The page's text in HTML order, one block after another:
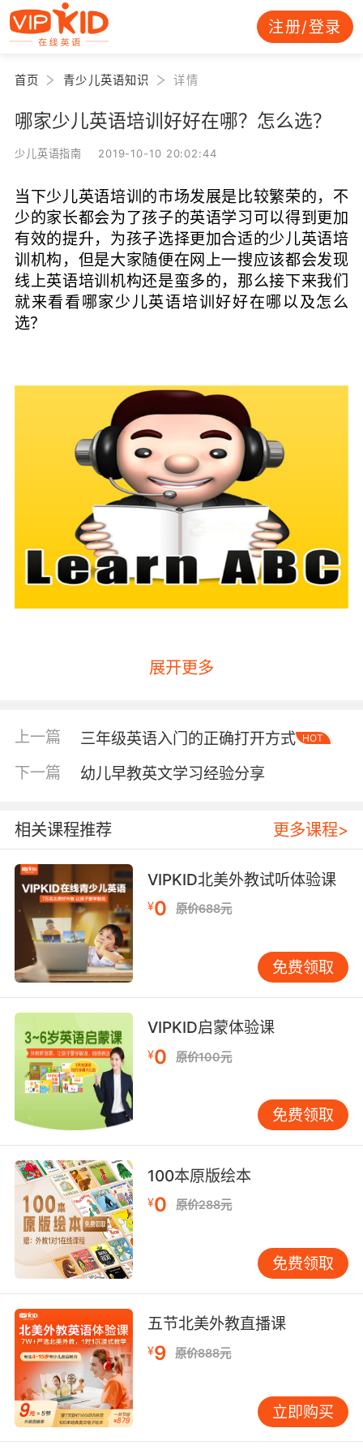
注册/登录
首页 青少儿英语知识 详情
哪家少儿英语培训好好在哪？怎么选？
少儿英语指南 2019-10-10 20:02:44
当下少儿英语培训的市场发展是比较繁荣的，不
少的家长都会为了孩子的英语学习可以得到更加
有效的提升，为孩子选择更加合适的少儿英语培
训机构，但是大家随便在网上一搜应该都会发现
线上英语培训机构还是蛮多的，那么接下来我们
就来看看哪家少儿英语培训好好在哪以及怎么
选？
哪家少儿英语培训好好在哪？
先线上英语培训机构大多是外教任课，那么这就
意味着孩子们从小就可以接触到外教，尤其是来
自北美地区的专业外教，他们的发音会更加标
环境，那么不仅有助于孩子英语语言思维的有效
建立，更是可以让孩子的英语口语表达能力得到
有效的提升。
其次是线上英语培训机构上课的针对性是非常强
的，线上英语培训机构大多采用一对一的上课模
他们的注意力都可以得到最大程度的集中，孩子
与老师之间的互动交流也更强，除了可以让他们
的听说能力得到有效的锻炼之外，老师也能更好
地了解到孩子的学习情况。根据孩子的学习情况
及时调整自己的教学计划，这样孩子的学习也可
以得到更加有效的提升。
最后就是线上英语上课是非常方便的，在家通过
网络视频的方式就可以完成英语的学习，对于孩
子来说是非常方便的，他们零碎的时间都可以被
很好地利用起来。
哪家少儿英语培训好好在哪大家知道了，我们再
来看看怎么为孩子选择一家专业靠谱的机构？肯
定是要了解孩子的学习需求，然后结合机构的教
学经验、成立时间、教学情况以及教材选用情况
来选择。
展开更多
上一篇 三年级英语入门的正确打开方式 HOT
下一篇 幼儿早教英文学习经验分享
相关课程推荐 更多课程>
VIPKID北美外教试听体验课
¥0 原价688元
免费领取
VIPKID启蒙体验课
¥0 原价100元
免费领取
100本原版绘本
¥0 原价288元
免费领取
五节北美外教直播课
¥9 原价888元
立即购买